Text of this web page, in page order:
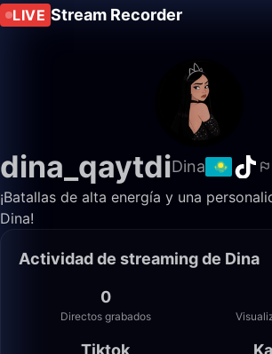
LIVE Stream Recorder
dina_qaytdiDina
¡Batallas de alta energía y una
Dina!
Actividad de streaming de Dina
0
Directos grabados
Tiktok